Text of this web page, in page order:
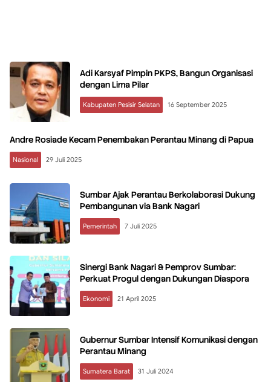
Adi Karsyaf Pimpin PKPS, Bangun Organisasi
dengan Lima Pilar
Kabupaten Pesisir Selatan 16 September 2025
Andre Rosiade Kecam Penembakan Perantau Minang di Papua
Nasional 29 Juli 2025
Sumbar Ajak Perantau Berkolaborasi Dukung
Pembangunan via Bank Nagari
Pemerintah 7 Juli 2025
Sinergi Bank Nagari & Pemprov Sumbar:
Perkuat Progul dengan Dukungan Diaspora
Ekonomi 21 April 2025
Gubernur Sumbar Intensif Komunikasi dengan
Perantau Minang
Sumatera Barat 31 Juli 2024